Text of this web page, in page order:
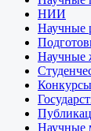
НИИ
Научные
Научные
Научные